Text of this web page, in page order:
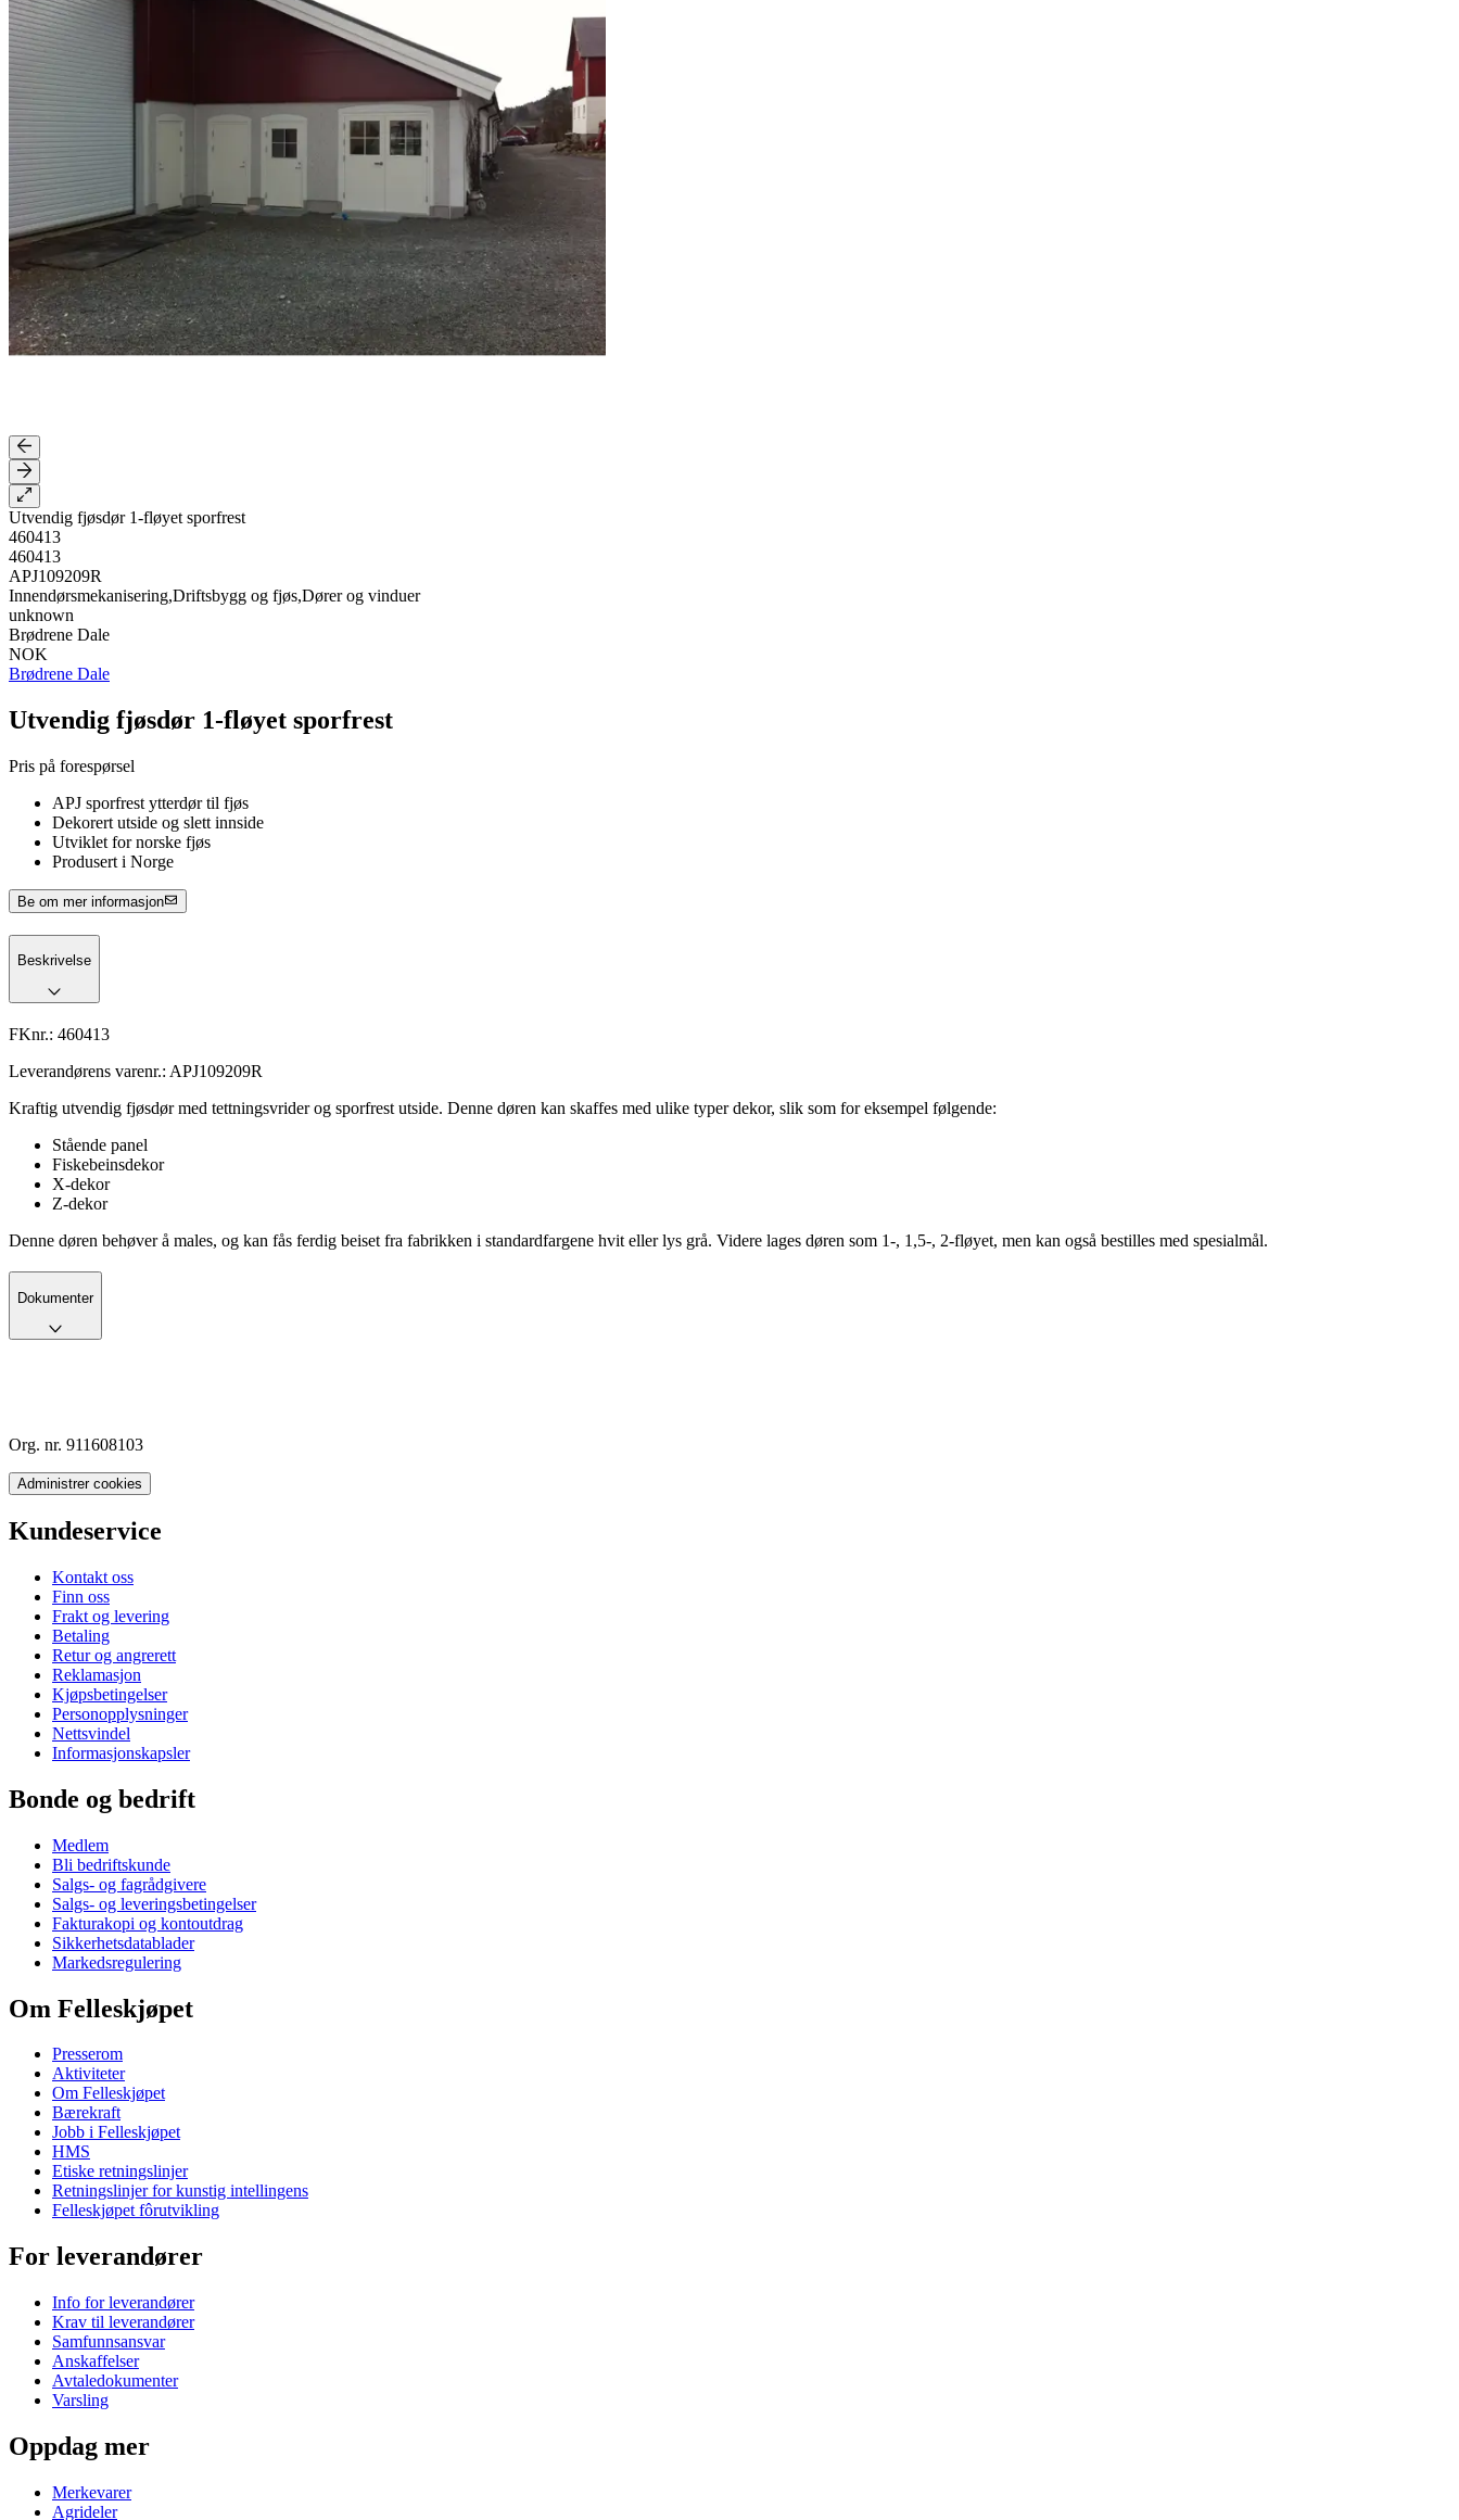
Utvendig fjøsdør 1-fløyet sporfrest
460413
460413
APJ109209R
Innendørsmekanisering,Driftsbygg og fjøs,Dører og vinduer
unknown
Brødrene Dale
NOK
Brødrene Dale
Utvendig fjøsdør 1-fløyet sporfrest
Pris på forespørsel
APJ sporfrest ytterdør til fjøs
Dekorert utside og slett innside
Utviklet for norske fjøs
Produsert i Norge
Be om mer informasjon
Beskrivelse
FKnr.: 460413
Leverandørens varenr.: APJ109209R
Kraftig utvendig fjøsdør med tettningsvrider og sporfrest utside. Denne døren kan skaffes med ulike typer dekor, slik som for eksempel følgende:
Stående panel
Fiskebeinsdekor
X-dekor
Z-dekor
Denne døren behøver å males, og kan fås ferdig beiset fra fabrikken i standardfargene hvit eller lys grå. Videre lages døren som 1-, 1,5-, 2-fløyet, men kan også bestilles med spesialmål.
Dokumenter
Org. nr. 911608103
Administrer cookies
Kundeservice
Kontakt oss
Finn oss
Frakt og levering
Betaling
Retur og angrerett
Reklamasjon
Kjøpsbetingelser
Personopplysninger
Nettsvindel
Informasjonskapsler
Bonde og bedrift
Medlem
Bli bedriftskunde
Salgs- og fagrådgivere
Salgs- og leveringsbetingelser
Fakturakopi og kontoutdrag
Sikkerhetsdatablader
Markedsregulering
Om Felleskjøpet
Presserom
Aktiviteter
Om Felleskjøpet
Bærekraft
Jobb i Felleskjøpet
HMS
Etiske retningslinjer
Retningslinjer for kunstig intellingens
Felleskjøpet fôrutvikling
For leverandører
Info for leverandører
Krav til leverandører
Samfunnsansvar
Anskaffelser
Avtaledokumenter
Varsling
Oppdag mer
Merkevarer
Agrideler